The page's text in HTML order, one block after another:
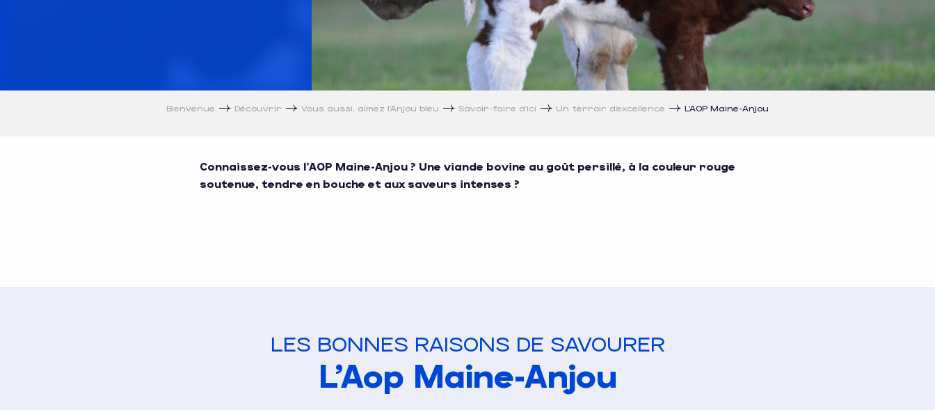
Bienvenue Découvrir Vous aussi, aimez l’Anjou bleu Savoir-faire d’ici Un terroir d’excellence L’AOP Maine-Anjou
Connaissez-vous l’AOP Maine-Anjou ? Une viande bovine au goût persillé, à la couleur rouge
soutenue, tendre en bouche et aux saveurs intenses ?
LES BONNES RAISONS DE SAVOURER
L'Aop Maine-Anjou